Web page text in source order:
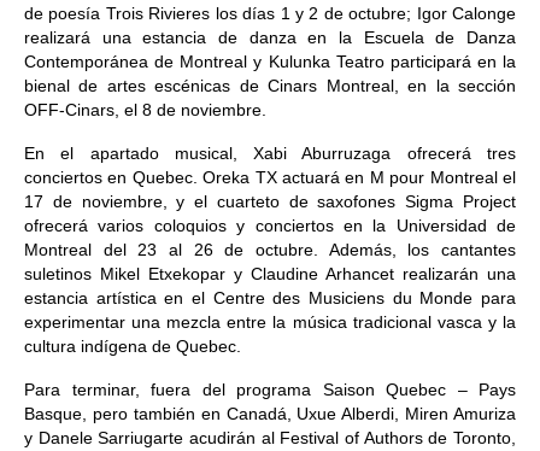
de poesía Trois Rivieres los días 1 y 2 de octubre; Igor Calonge
realizará una estancia de danza en la Escuela de Danza
Contemporánea de Montreal y Kulunka Teatro participará en la
bienal de artes escénicas de Cinars Montreal, en la sección
OFF-Cinars, el 8 de noviembre.
En el apartado musical, Xabi Aburruzaga ofrecerá tres
conciertos en Quebec. Oreka TX actuará en M pour Montreal el
17 de noviembre, y el cuarteto de saxofones Sigma Project
ofrecerá varios coloquios y conciertos en la Universidad de
Montreal del 23 al 26 de octubre. Además, los cantantes
suletinos Mikel Etxekopar y Claudine Arhancet realizarán una
estancia artística en el Centre des Musiciens du Monde para
experimentar una mezcla entre la música tradicional vasca y la
cultura indígena de Quebec.
Para terminar, fuera del programa Saison Quebec – Pays
Basque, pero también en Canadá, Uxue Alberdi, Miren Amuriza
y Danele Sarriugarte acudirán al Festival of Authors de Toronto,